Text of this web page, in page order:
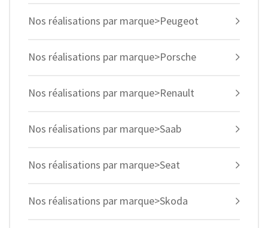
Nos réalisations par marque>Peugeot
Nos réalisations par marque>Porsche
Nos réalisations par marque>Renault
Nos réalisations par marque>Saab
Nos réalisations par marque>Seat
Nos réalisations par marque>Skoda